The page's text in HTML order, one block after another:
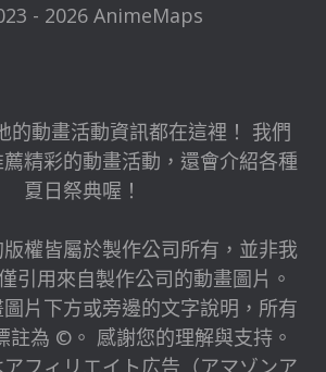
- 2026 AnimeMaps
的動畫活動資訊都在這裡！ 我們
精彩的動畫活動，還會介紹各種
夏日祭典喔！
權皆屬於製作公司所有，並非我
引用來自製作公司的動畫圖片。
片下方或旁邊的文字說明，所有
註為 ©。 感謝您的理解與支持。
アフィリエイト広告（アマゾンア